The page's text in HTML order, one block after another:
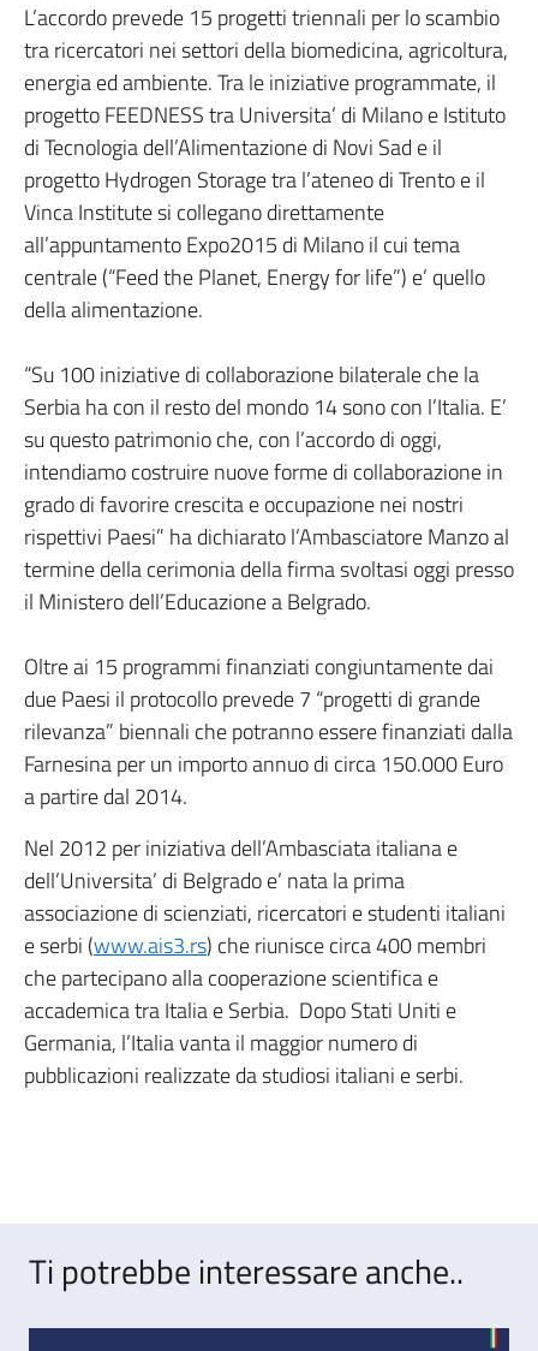
L’accordo prevede 15 progetti triennali per lo scambio
tra ricercatori nei settori della biomedicina, agricoltura,
energia ed ambiente. Tra le iniziative programmate, il
progetto FEEDNESS tra Universita’ di Milano e Istituto
di Tecnologia dell’Alimentazione di Novi Sad e il
progetto Hydrogen Storage tra l’ateneo di Trento e il
Vinca Institute si collegano direttamente
all’appuntamento Expo2015 di Milano il cui tema
centrale (“Feed the Planet, Energy for life”) e’ quello
della alimentazione.
“Su 100 iniziative di collaborazione bilaterale che la
Serbia ha con il resto del mondo 14 sono con l’Italia. E’
su questo patrimonio che, con l’accordo di oggi,
intendiamo costruire nuove forme di collaborazione in
grado di favorire crescita e occupazione nei nostri
rispettivi Paesi” ha dichiarato l’Ambasciatore Manzo al
termine della cerimonia della firma svoltasi oggi presso
il Ministero dell’Educazione a Belgrado.
Oltre ai 15 programmi finanziati congiuntamente dai
due Paesi il protocollo prevede 7 “progetti di grande
rilevanza” biennali che potranno essere finanziati dalla
Farnesina per un importo annuo di circa 150.000 Euro
a partire dal 2014.
Nel 2012 per iniziativa dell’Ambasciata italiana e
dell’Universita’ di Belgrado e’ nata la prima
associazione di scienziati, ricercatori e studenti italiani
e serbi (www.ais3.rs) che riunisce circa 400 membri
che partecipano alla cooperazione scientifica e
accademica tra Italia e Serbia. Dopo Stati Uniti e
Germania, l’Italia vanta il maggior numero di
pubblicazioni realizzate da studiosi italiani e serbi.
Ti potrebbe interessare anche..